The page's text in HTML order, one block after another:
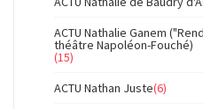
ACTU Nathalie Ganem
théâtre Napoléon-Fouché)
(15)
ACTU Nathan Juste(6)